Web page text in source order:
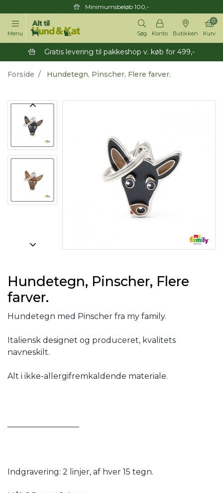
Minimumsbeløb 100,-
Menu Søg Konto Butikken Kurv
0
Gratis levering til pakkeshop v. køb for 499,-
Forside Hundetegn, Pinscher, Flere farver.
Hundetegn, Pinscher, Flere
farver.
Hundetegn med Pinscher fra my family.
Italiensk designet og produceret, kvalitets
navneskilt.
Alt i ikke-allergifremkaldende materiale.
Indgravering: 2 linjer, af hver 15 tegn.